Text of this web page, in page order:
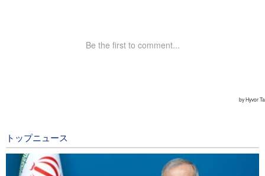
トップニュース